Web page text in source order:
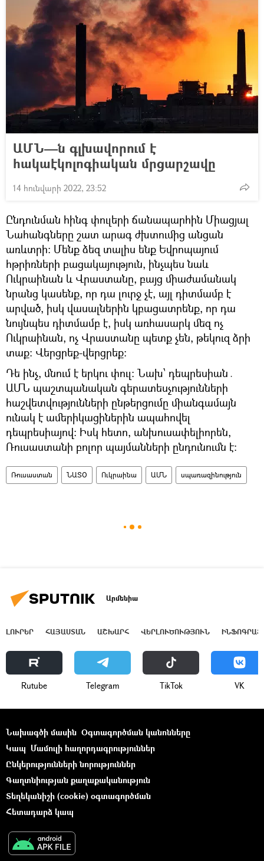
ԱՄՆ—ն գլխավորում է
հակաէկոլոգիական մրցարշավը
14 հունվարի 2022, 23:52
Ընդունման հինգ փուլերի ճանապարհին Միացյալ
Նահանգները շատ արագ ժխտումից անցան
առևտրի։ Մենք ձեզ տալիս ենք Եվրոպայում
հթրիռների բացակայություն, ինչպես նաև
Ուկրաինան և Վրաստանը, բայց միաժամանակ
նրանց կասենք, որ դա լուրջ չէ, այլ դիտմամբ է
արված, իսկ վասալներին կբացատրենք, որ դա
նույնպես դիտմամբ է, իսկ առհասարկ մեզ ոչ
Ուկրաինան, ոչ Վրաստանը պետք չեն, թեկուզ ձրի
տաք։ Վերցրեք-վերցրեք։
Դե ինչ, մնում է երկու փուլ։ Նախ՝ դեպրեսիան․
ԱՄՆ պաշտպանական գերատեսչությունների
հաշվետվությունների ընթերցումը միանգամայն
ունակ է ամերիկացիներին ապահովել
դեպրեսիայով։ Իսկ հետո, անխուսափելիորեն,
Ռուսաստանի բոլոր պայմանների ընդունումն է։
Ռուսաստան ՆԱՏՕ Ուկրաինա ԱՄՆ սպառազինություն
Արմենիա
ԼՈՒՐԵՐ ՀԱՅԱՍՏԱՆ ԱՇԽԱՐՀ ՎԵՐԼՈՒԾՈՒԹՅՈՒՆ
Rutube Telegram ТikТоk VK
Նախագծի մասին Օգտագործման կանոնները
Կապ Մամուլի հաղորդագրություններ
Ընկերությունների նորություններ
Գաղտնիության քաղաքականություն
Տեղեկանիշի (cookie) օգտագործման
Հետադարձ կապ